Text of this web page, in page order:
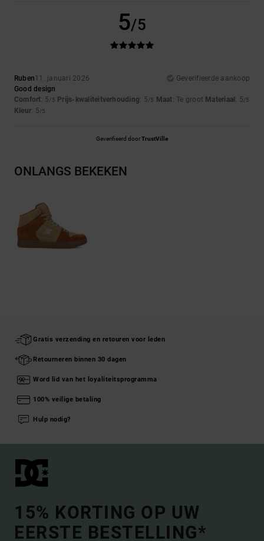
5/5
Ruben11. januari 2026
Geverifieerde aankoop
Good design
Comfort: 5/5 Prijs-kwaliteitverhouding: 5/5 Maat: Te groot Materiaal : 5/5
Kleur: 5/5
Geverifieerd doorTrustVille
ONLANGS BEKEKEN
Gratis verzending en retouren voor leden
Retourneren binnen 30 dagen
Word lid van het loyaliteitsprogramma
100% veilige betaling
Hulp nodig?
15% KORTING OP UW
EERSTE BESTELLING*